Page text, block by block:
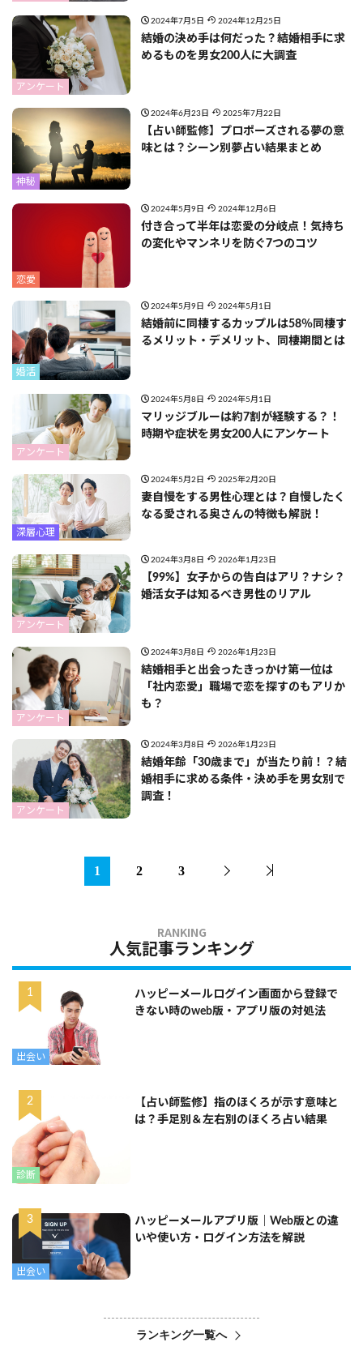
アンケート
2024年7月5日 2024年12月25日
結婚の決め手は何だった？結婚相手に求
めるものを男女200人に大調査
神秘
2024年6月23日 2025年7月22日
【占い師監修】プロポーズされる夢の意
味とは？シーン別夢占い結果まとめ
恋愛
2024年5月9日 2024年12月6日
付き合って半年は恋愛の分岐点！気持ち
の変化やマンネリを防ぐ7つのコツ
婚活
2024年5月9日 2024年5月1日
結婚前に同棲するカップルは58％同棲す
るメリット・デメリット、同棲期間とは
アンケート
2024年5月8日 2024年5月1日
マリッジブルーは約7割が経験する？！
時期や症状を男女200人にアンケート
深層心理
2024年5月2日 2025年2月20日
妻自慢をする男性心理とは？自慢したく
なる愛される奥さんの特徴も解説！
アンケート
2024年3月8日 2026年1月23日
【99%】女子からの告白はアリ？ナシ？
婚活女子は知るべき男性のリアル
アンケート
2024年3月8日 2026年1月23日
結婚相手と出会ったきっかけ第一位は
「社内恋愛」職場で恋を探すのもアリか
も？
アンケート
2024年3月8日 2026年1月23日
結婚年齢「30歳まで」が当たり前！？結
婚相手に求める条件・決め手を男女別で
調査！
1 2 3
人気記事ランキング
出会い
ハッピーメールログイン画面から登録で
きない時のweb版・アプリ版の対処法
診断
【占い師監修】指のほくろが示す意味と
は？手足別＆左右別のほくろ占い結果
出会い
ハッピーメールアプリ版｜Web版との違
いや使い方・ログイン方法を解説
ランキング一覧へ